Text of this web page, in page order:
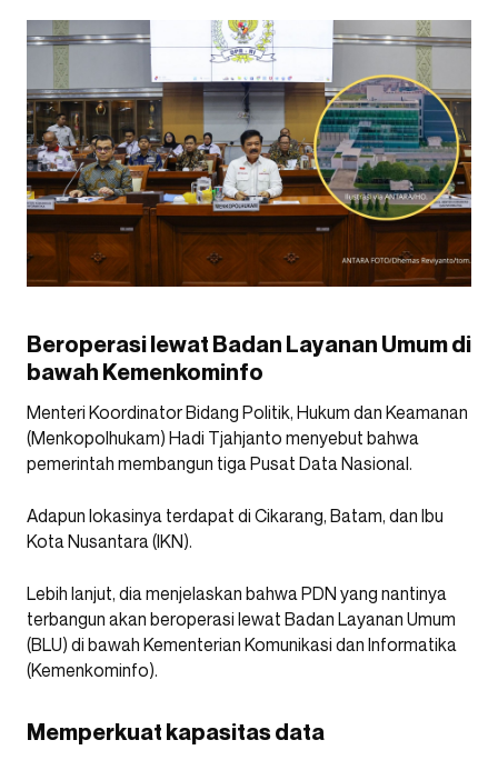
Beroperasi lewat Badan Layanan Umum di
bawah Kemenkominfo
Menteri Koordinator Bidang Politik, Hukum dan Keamanan
(Menkopolhukam) Hadi Tjahjanto menyebut bahwa
pemerintah membangun tiga Pusat Data Nasional.
Adapun lokasinya terdapat di Cikarang, Batam, dan Ibu
Kota Nusantara (IKN).
Lebih lanjut, dia menjelaskan bahwa PDN yang nantinya
terbangun akan beroperasi lewat Badan Layanan Umum
(BLU) di bawah Kementerian Komunikasi dan Informatika
(Kemenkominfo).
Memperkuat kapasitas data